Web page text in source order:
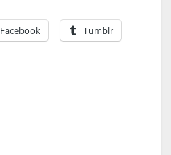
Facebook Tumblr